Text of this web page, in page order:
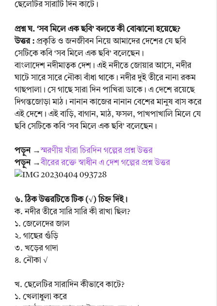
ছেলেটির সারাটি দিন কাটে।
প্রশ্ন ঘ. ‘সব মিলে এক ছবি’ বলতে কী বোঝানো হয়েছে?
উত্তর : প্রকৃতি ও জনজীবন নিয়ে আমাদের দেশের যে ছবি
সেটিকে কবি ‘সব মিলে এক ছবি’ বলেছেন।
বাংলাদেশ নদীমাতৃক দেশ। এই নদীতে জোয়ার আসে, নদীর
ঘাটে সারে সারে নৌকা বাঁধা থাকে। নদীর দুই তীরে নানা রকম
গাছপালা। সে গাছে সারা দিন পাখিরা ডাকে। এ দেশে রয়েছে
দিগন্তজোড়া মাঠ। নানান কাজের নানান বেশের মানুষ বাস করে
এই দেশে। এই বাড়ি, বাগান, মাঠ, ফসল, পাখপাখালি মিলে যে
ছবি সেটিকে কবি ‘সব মিলে এক ছবি’ বলেছেন।
পড়ুন →স্মরণীয় যাঁরা চিরদিন গল্পের প্রশ্ন উত্তর
পড়ুন →বীরের রক্তে স্বাধীন এ দেশ গল্পের প্রশ্ন উত্তর
৬. ঠিক উত্তরটিতে টিক (√) চিহ্ন দিই।
ক. নদীর তীরে সারি সারি কী রাখা ছিল?
১. জেলেদের জাল
২. গাছের গুঁড়ি
৩. খড়ের গাদা
৪. নৌকা √
খ. ছেলেটির সারাদিন কীভাবে কাটে?
১. খেলাধুলা করে